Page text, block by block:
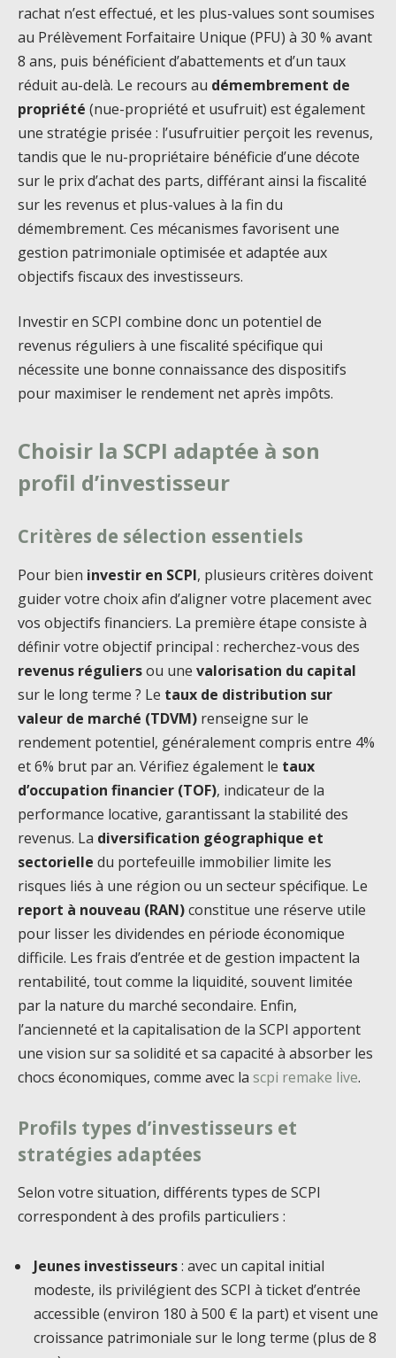
rachat n’est effectué, et les plus-values sont soumises
au Prélèvement Forfaitaire Unique (PFU) à 30 % avant
8 ans, puis bénéficient d’abattements et d’un taux
réduit au-delà. Le recours au démembrement de
propriété (nue-propriété et usufruit) est également
une stratégie prisée : l’usufruitier perçoit les revenus,
tandis que le nu-propriétaire bénéficie d’une décote
sur le prix d’achat des parts, différant ainsi la fiscalité
sur les revenus et plus-values à la fin du
démembrement. Ces mécanismes favorisent une
gestion patrimoniale optimisée et adaptée aux
objectifs fiscaux des investisseurs.
Investir en SCPI combine donc un potentiel de
revenus réguliers à une fiscalité spécifique qui
nécessite une bonne connaissance des dispositifs
pour maximiser le rendement net après impôts.
Choisir la SCPI adaptée à son
profil d’investisseur
Critères de sélection essentiels
Pour bien investir en SCPI, plusieurs critères doivent
guider votre choix afin d’aligner votre placement avec
vos objectifs financiers. La première étape consiste à
définir votre objectif principal : recherchez-vous des
revenus réguliersou une valorisation du capital
sur le long terme ? Le taux de distribution sur
valeur de marché (TDVM) renseigne sur le
rendement potentiel, généralement compris entre 4%
et 6% brut par an. Vérifiez également le taux
d’occupation financier (TOF), indicateur de la
performance locative, garantissant la stabilité des
revenus. La diversification géographique et
sectorielle du portefeuille immobilier limite les
risques liés à une région ou un secteur spécifique. Le
report à nouveau (RAN)constitue une réserve utile
pour lisser les dividendes en période économique
difficile. Les frais d’entrée et de gestion impactent la
rentabilité, tout comme la liquidité, souvent limitée
par la nature du marché secondaire. Enfin,
l’ancienneté et la capitalisation de la SCPI apportent
une vision sur sa solidité et sa capacité à absorber les
chocs économiques, comme avec la scpi remake live.
Profils types d’investisseurs et
stratégies adaptées
Selon votre situation, différents types de SCPI
correspondent à des profils particuliers :
Jeunes investisseurs: avec un capital initial
modeste, ils privilégient des SCPI à ticket d’entrée
accessible (environ 180 à 500 € la part) et visent une
croissance patrimoniale sur le long terme (plus de 8